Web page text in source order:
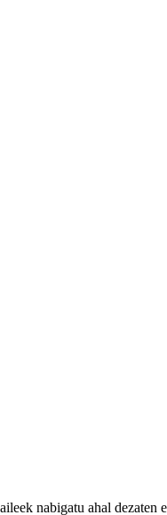
nabigatu ahal dezaten